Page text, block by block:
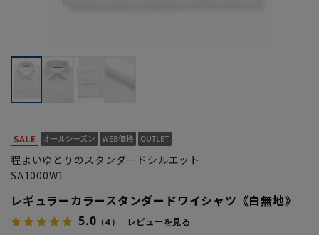
程よいゆとりのスタンダードシルエット
SA1000W1
レギュラーカラースタンダードワイシャツ《白無地》
5.0 （4） レビューを見る